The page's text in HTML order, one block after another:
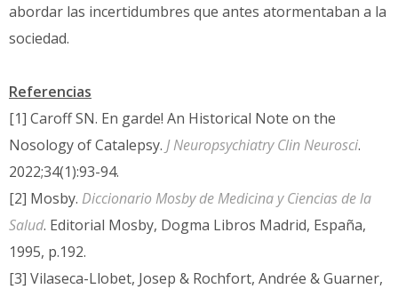
abordar las incertidumbres que antes atormentaban a la
sociedad.
Referencias
[1] Caroff SN. En garde! An Historical Note on the
Nosology of Catalepsy. J Neuropsychiatry Clin Neurosci.
2022;34(1):93-94.
[2] Mosby. Diccionario Mosby de Medicina y Ciencias de la
Salud. Editorial Mosby, Dogma Libros Madrid, España,
1995, p.192.
[3] Vilaseca-Llobet, Josep & Rochfort, Andrée & Guarner,